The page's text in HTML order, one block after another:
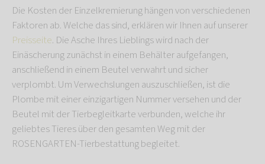
Die Kosten der Einzelkremierung hängen von verschiedenen
Faktoren ab. Welche das sind, erklären wir Ihnen auf unserer
Preisseite. Die Asche Ihres Lieblings wird nach der
Einäscherung zunächst in einem Behälter aufgefangen,
anschließend in einem Beutel verwahrt und sicher
verplombt. Um Verwechslungen auszuschließen, ist die
Plombe mit einer einzigartigen Nummer versehen und der
Beutel mit der Tierbegleitkarte verbunden, welche ihr
geliebtes Tieres über den gesamten Weg mit der
ROSENGARTEN-Tierbestattung begleitet.